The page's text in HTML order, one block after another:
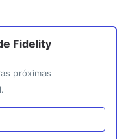
Fidelity
próximas